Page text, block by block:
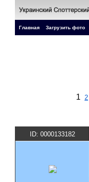
Главная Загрузить фото
1 2
ID: 0000133182